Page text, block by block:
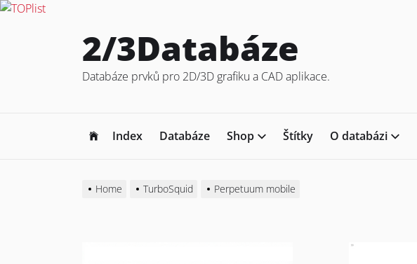
2/3Databáze
Databáze prvků pro 2D/3D grafiku a CAD aplikace.
Index Databáze Shop Štítky O databázi
Home TurboSquid Perpetuum mobile